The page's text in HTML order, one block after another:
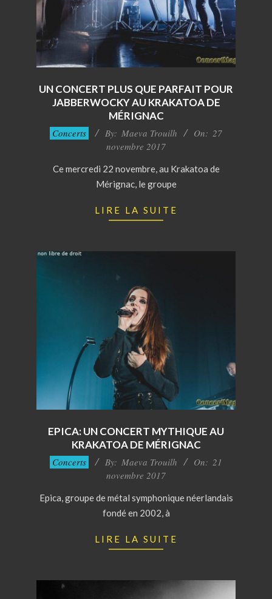
UN CONCERT PLUS QUE PARFAIT POUR
JABBERWOCKY AU KRAKATOA DE
MÉRIGNAC
2017-Concerts By: Maeva Trouilh On: 27
novembre 2017
Ce mercredi 22 novembre, au Krakatoa de
Mérignac, le groupe
LIRE LA SUITE
EPICA: UN CONCERT MYTHIQUE AU
KRAKATOA DE MÉRIGNAC
2017-Concerts By: Maeva Trouilh On: 21
novembre 2017
Epica, groupe de métal symphonique néerlandais
fondé en 2002, à
LIRE LA SUITE